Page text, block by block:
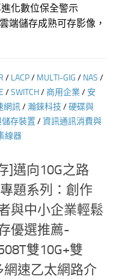
化數位保全警示
端儲存成熟可存影像，
/ LACP/ MULTI-GIG / NAS /
/SWITCH/商用企業/ 安
網訊/瀚錸科技 /硬碟與
存裝置 /資訊通訊消費與
線器
]邁向10G之路
題系列：創作
與中小企業輕鬆
優選推薦-
雙10G+雙
網速乙太網路介